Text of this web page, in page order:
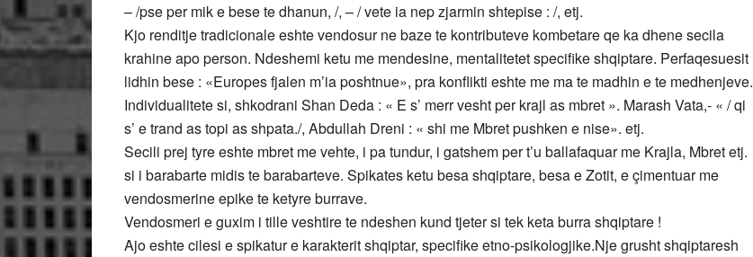
– /pse per mik e bese te dhanun, /, – / vete ia nep zjarmin shtepise : /, etj.
Kjo renditje tradicionale eshte vendosur ne baze te kontributeve kombetare qe ka dhene secila
krahine apo person. Ndeshemi ketu me mendesine, mentalitetet specifike shqiptare. Perfaqesuesit
lidhin bese : «Europes fjalen m’ia poshtnue», pra konflikti eshte me ma te madhin e te medhenjeve.
Individualitete si, shkodrani Shan Deda : « E s’ merr vesht per krajl as mbret ». Marash Vata,- « / qi
s’ e trand as topi as shpata./, Abdullah Dreni : « shi me Mbret pushken e nise». etj.
Secili prej tyre eshte mbret me vehte, i pa tundur, i gatshem per t’u ballafaquar me Krajla, Mbret etj.
si i barabarte midis te barabarteve. Spikates ketu besa shqiptare, besa e Zotit, e çimentuar me
vendosmerine epike te ketyre burrave.
Vendosmeri e guxim i tille veshtire te ndeshen kund tjeter si tek keta burra shqiptare !
Ajo eshte cilesi e spikatur e karakterit shqiptar, specifike etno-psikologjike.Nje grusht shqiptaresh